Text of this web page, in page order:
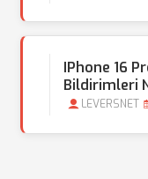
IPhone 16
Bildirimleri
LEVERSNET